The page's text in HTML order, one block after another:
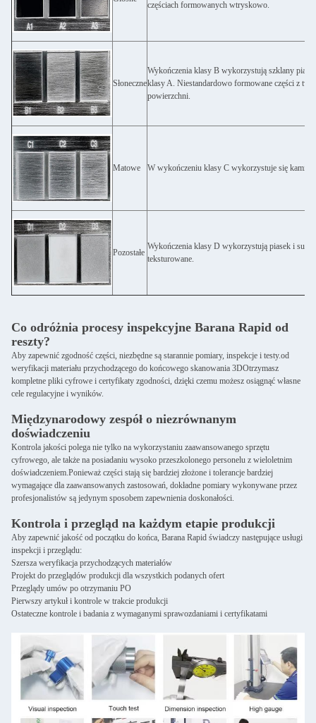
częściach formowanych wtryskowo.
Słoneczne
Wykończenia klasy B wykorzystują szklany
klasy A. Niestandardowo formowane części z
powierzchni.
Matowe W wykończeniu klasy C wykorzystuje się
Pozostałe
Wykończenia klasy D wykorzystują piasek i
teksturowane.
Co odróżnia procesy inspekcyjne Barana Rapid od
reszty?
Aby zapewnić zgodność części, niezbędne są starannie pomiary, inspekcje i testy.od
weryfikacji materiału przychodzącego do końcowego skanowania 3DOtrzymasz
kompletne pliki cyfrowe i certyfikaty zgodności, dzięki czemu możesz osiągnąć własne
cele regulacyjne i wyników.
Międzynarodowy zespół o niezrównanym
doświadczeniu
Kontrola jakości polega nie tylko na wykorzystaniu zaawansowanego sprzętu
cyfrowego, ale także na posiadaniu wysoko przeszkolonego personelu z wieloletnim
doświadczeniem.Ponieważ części stają się bardziej złożone i tolerancje bardziej
wymagające dla zaawansowanych zastosowań, dokładne pomiary wykonywane przez
profesjonalistów są jedynym sposobem zapewnienia doskonałości.
Kontrola i przegląd na każdym etapie produkcji
Aby zapewnić jakość od początku do końca, Barana Rapid świadczy następujące usługi
inspekcji i przeglądu:
Szersza weryfikacja przychodzących materiałów
Projekt do przeglądów produkcji dla wszystkich podanych ofert
Przeglądy umów po otrzymaniu PO
Pierwszy artykuł i kontrole w trakcie produkcji
Ostateczne kontrole i badania z wymaganymi sprawozdaniami i certyfikatami